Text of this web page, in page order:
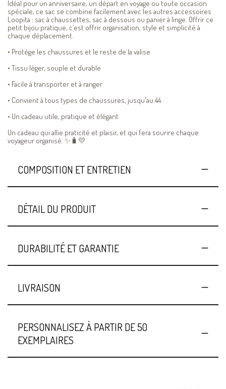
Idéal pour un anniversaire, un départ en voyage ou toute occasion
spéciale, ce sac se combine facilement avec les autres accessoires
Loopita : sac à chaussettes, sac à dessous ou panier à linge. Offrir ce
petit bijou pratique, c’est offrir organisation, style et simplicité à
chaque déplacement.
• Protège les chaussures et le reste de la valise
• Tissu léger, souple et durable
• Facile à transporter et à ranger
• Convient à tous types de chaussures, jusqu'au 44
• Un cadeau utile, pratique et élégant
Un cadeau qui allie praticité et plaisir, et qui fera sourire chaque
voyageur organisé. ✨🧳💛
COMPOSITION ET ENTRETIEN
DÉTAIL DU PRODUIT
DURABILITÉ ET GARANTIE
LIVRAISON
PERSONNALISEZ À PARTIR DE 50
EXEMPLAIRES